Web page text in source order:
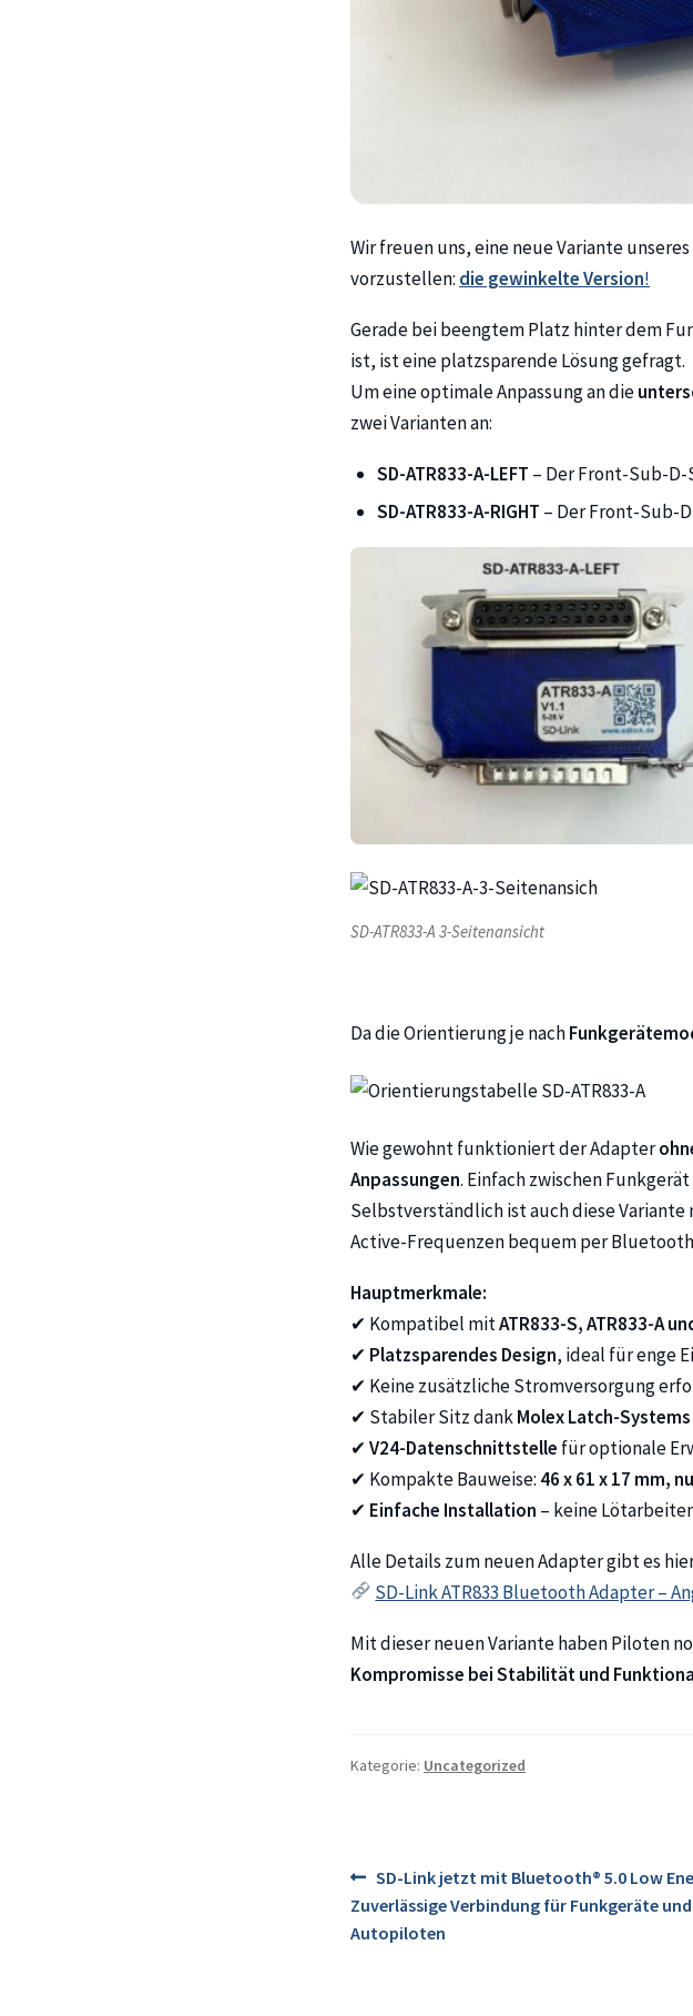
Wir freuen uns, eine neue Variante
vorzustellen: die gewinkelteVersion!
Gerade bei beengtem Platz hinter dem
ist, ist eine platzsparende Lösung gefragt.
Um eine optimale Anpassung an die
zwei Varianten an:
SD-ATR833-A-LEFT – Der Front-Sub-
SD-ATR833-A-RIGHT – Der Front-Sub-
SD-ATR833-A 3-Seitenansicht
Da die Orientierung je nach
Wie gewohnt funktioniert der Adapter
Anpassungen. Einfach zwischen
Selbstverständlich ist auch diese
Active-Frequenzen bequem per
Hauptmerkmale:
✔ Kompatibel mitATR833-S, ATR833-A
✔ Platzsparendes Design, ideal für enge
✔ Keine zusätzliche Stromversorgung
✔ Stabiler Sitz dankMolex Latch-Systems
✔V24-Datenschnittstelle für optionale
✔ Kompakte Bauweise: 46 x 61 x 17 mm,
✔ Einfache Installation – keine
Alle Details zum neuen Adapter gibt es
SD-Link ATR833 Bluetooth Adapter –
Mit dieser neuen Variante haben Piloten
Kompromisse bei Stabilität und
Kategorie: Uncategorized
Beitragsnavigation
Vorheriger
Beitrag:
SD-Link jetzt mit Bluetooth® 5.0 Low
Zuverlässige Verbindung für Funkgeräte und
Autopiloten